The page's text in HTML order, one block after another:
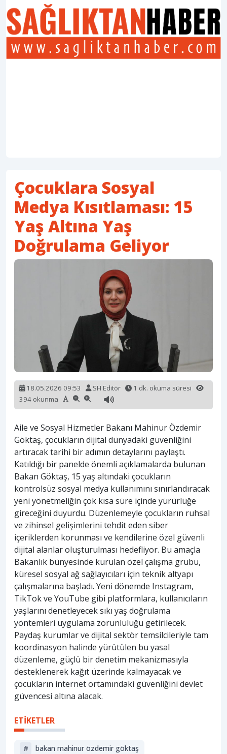
Çocuklara Sosyal
Medya Kısıtlaması: 15
Yaş Altına Yaş
Doğrulama Geliyor
18.05.2026 09:53 SH Editör
1 dk. okuma süresi
394 okunma
Aile ve Sosyal Hizmetler Bakanı Mahinur Özdemir
Göktaş, çocukların dijital dünyadaki güvenliğini
artıracak tarihi bir adımın detaylarını paylaştı.
Katıldığı bir panelde önemli açıklamalarda bulunan
Bakan Göktaş, 15 yaş altındaki çocukların
kontrolsüz sosyal medya kullanımını sınırlandıracak
yeni yönetmeliğin çok kısa süre içinde yürürlüğe
gireceğini duyurdu. Düzenlemeyle çocukların ruhsal
ve zihinsel gelişimlerini tehdit eden siber
içeriklerden korunması ve kendilerine özel güvenli
dijital alanlar oluşturulması hedefliyor. Bu amaçla
Bakanlık bünyesinde kurulan özel çalışma grubu,
küresel sosyal ağ sağlayıcıları için teknik altyapı
çalışmalarına başladı. Yeni dönemde Instagram,
TikTok ve YouTube gibi platformlara, kullanıcıların
yaşlarını denetleyecek sıkı yaş doğrulama
yöntemleri uygulama zorunluluğu getirilecek.
Paydaş kurumlar ve dijital sektör temsilcileriyle tam
koordinasyon halinde yürütülen bu yasal
düzenleme, güçlü bir denetim mekanizmasıyla
desteklenerek kağıt üzerinde kalmayacak ve
çocukların internet ortamındaki güvenliğini devlet
güvencesi altına alacak.
ETİKETLER
#
bakan mahinur özdemir göktaş